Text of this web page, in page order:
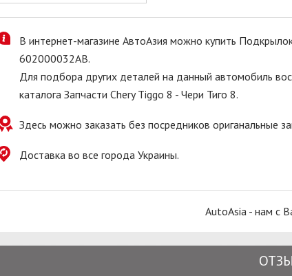
В интернет-магазине АвтоАзия можно купить
602000032AB.
Для подбора других деталей на данный автомобиль
каталога Запчасти Chery Tiggo 8 - Чери Тиго 8.
Здесь можно заказать без посредников ориганальные
Доставка во все города Украины.
AutoAsia - нам с